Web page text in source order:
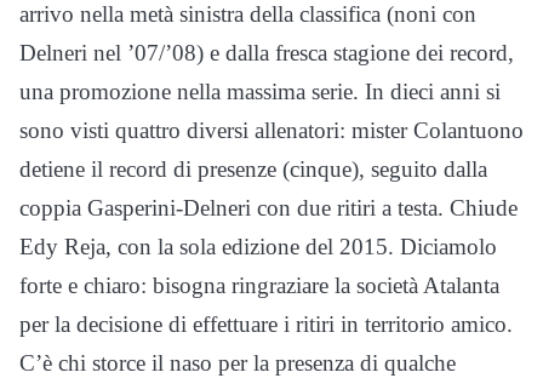
arrivo nella metà sinistra della classifica (noni con
Delneri nel ’07/’08) e dalla fresca stagione dei record,
una promozione nella massima serie. In dieci anni si
sono visti quattro diversi allenatori: mister Colantuono
detiene il record di presenze (cinque), seguito dalla
coppia Gasperini-Delneri con due ritiri a testa. Chiude
Edy Reja, con la sola edizione del 2015. Diciamolo
forte e chiaro: bisogna ringraziare la società Atalanta
per la decisione di effettuare i ritiri in territorio amico.
C’è chi storce il naso per la presenza di qualche